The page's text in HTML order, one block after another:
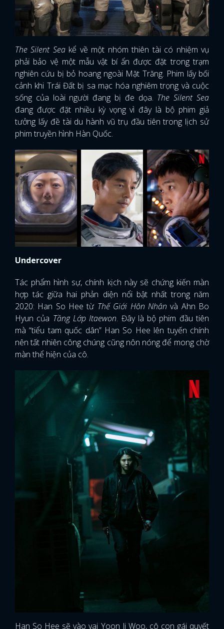
The Silent Sea kể về một nhóm thiên tài có nhiệm vụ
phải bảo vệ một mẫu vật bí ẩn được đặt trong trạm
nghiên cứu bị bỏ hoang ngoài Mặt Trăng. Phim lấy bối
cảnh khi Trái Đất bị sa mạc hóa nghiêm trọng và cuộc
sống của loài người đang bị đe dọa. The Silent Sea
đang được đặt nhiều kỳ vọng vì đây là bộ phim giả
tưởng lấy đề tài du hành vũ trụ đầu tiên trong lịch sử
phim truyền hình Hàn Quốc.
Undercover
Tác phẩm hình sự, chính kịch này sẽ chứng kiến màn
hợp tác giữa hai phản diện nổi bật nhất trong năm
2020: Han So Hee từ Thế Giới Hôn Nhân và Ahn Bo
Hyun của Tầng Lớp Itaewon. Đây là bộ phim đầu tiên
mà “tiểu tam quốc dân” Han So Hee lên tuyến chính
nên tất nhiên công chúng cũng nôn nóng để mong chờ
màn thể hiện của cô.
Han So Hee sẽ vào vai Yoon Ji Woo, cô con gái quyết